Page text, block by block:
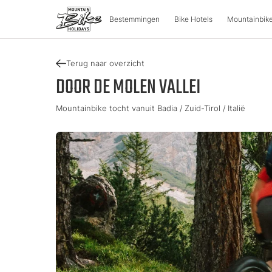
Bestemmingen
BESTEMMINGEN
Oostenrijk
Karinthië
Opper-Oostenrijk
Salzburger Land
Stiermarken
Tirol
Vorarlberg
Italië
Zuid-Tirol
Trentino
Slovenië
Approved Bike Area
Bike Hotels
Tour &
Enduro &
e-
Zoek een
Terug naar overzicht
DOOR DE MOLEN VALLEI
Mountainbike tocht vanuit Badia / Zuid-Tirol / Italië